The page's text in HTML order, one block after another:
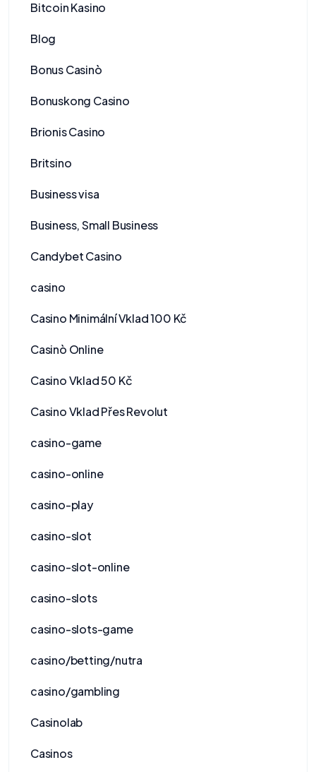
Bitcoin Kasino
Blog
Bonus Casinò
Bonuskong Casino
Brionis Casino
Britsino
Business visa
Business, Small Business
Candybet Casino
casino
Casino Minimální Vklad 100 Kč
Casinò Online
Casino Vklad 50 Kč
Casino Vklad Přes Revolut
casino-game
casino-online
casino-play
casino-slot
casino-slot-online
casino-slots
casino-slots-game
casino/betting/nutra
casino/gambling
Casinolab
Casinos